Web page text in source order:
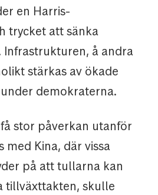
en Harris-
trycket att sänka
Infrastrukturen, å andra
stärkas av ökade
demokraterna.
stor påverkan utanför
med Kina, där vissa
på att tullarna kan
tillväxttakten, skulle